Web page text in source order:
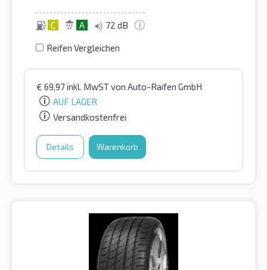
C A 72 dB
Reifen Vergleichen
€ 69,97inkl. MwSTvon Auto-Raifen GmbH
AUF LAGER
Versandkostenfrei
Details Warenkorb